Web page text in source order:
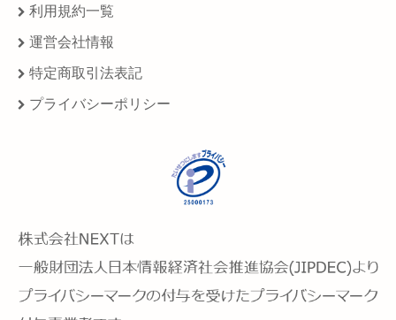
利用規約一覧
運営会社情報
特定商取引法表記
プライバシーポリシー